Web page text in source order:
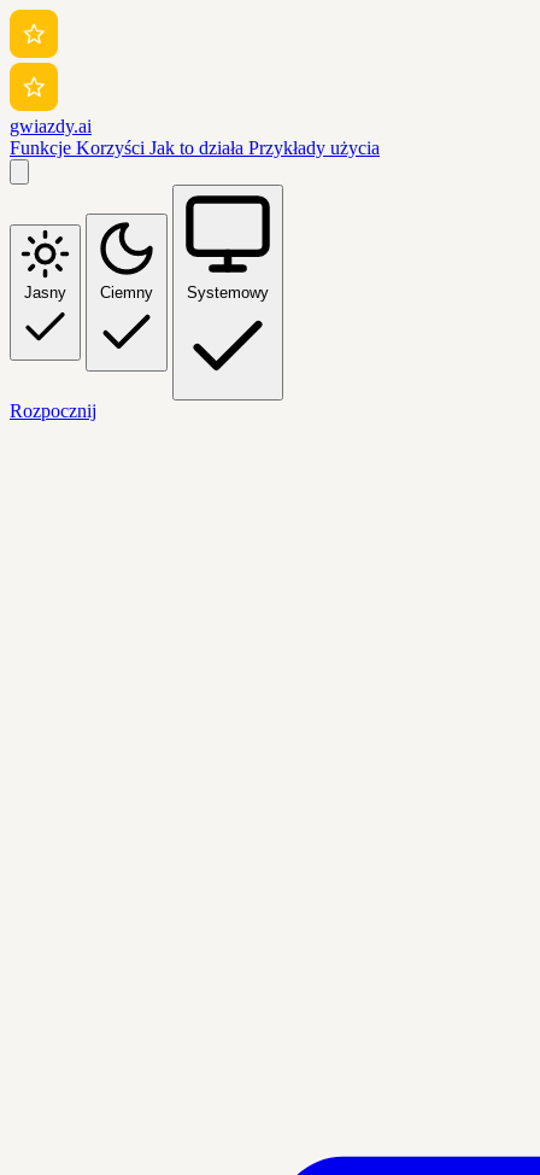
gwiazdy.ai
Funkcje Korzyści Jak to działa Przykłady użycia
Jasny Ciemny Systemowy
Rozpocznij